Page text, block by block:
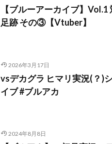
【ブルーアーカイブ】
足跡 その③【Vtuber】
2026年3月17日
vsデカグラ ヒマリ実況(？)
イブ #ブルアカ
2024年8月8日